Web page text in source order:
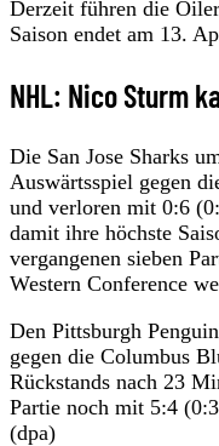
Derzeit führen die
Saison endet am 13.
NHL: Nico Sturm
Die San Jose Sharks
Auswärtsspiel gegen
und verloren mit 0:6
damit ihre höchste
vergangenen sieben
Western Conference
Den Pittsburgh
gegen die Columbus
Rückstands nach 23
Partie noch mit 5:4
(dpa)